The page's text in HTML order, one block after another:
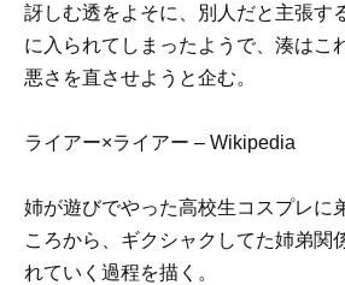
訝しむ透をよそに、別人だと主張す
に入られてしまったようで、湊はこ
悪さを直させようと企む。
ライアー×ライアー – Wikipedia
姉が遊びでやった高校生コスプレに
ころから、ギクシャクしてた姉弟関
れていく過程を描く。